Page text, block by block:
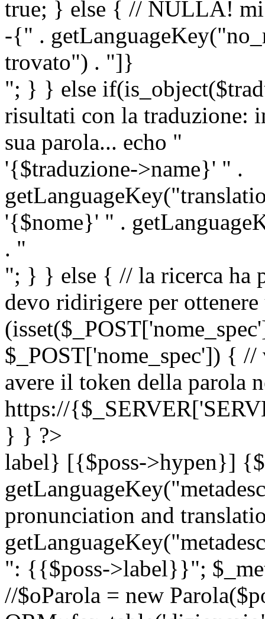
true; } else { // NULLA! mi
-{" .
trovato") . "]}
"; } } else
risultati con la traduzione:
sua parola... echo "
'{$traduzione->name}' " .
'{$nome}' " .
. "
"; } } else { // la ricerca ha
devo ridirigere per
$_POST['nome_spec']) {
avere il token della parola
https://
} } ?>
label} [{$poss->hypen}]
pronunciation and
": {{$poss->label}}";
//$oParola = new